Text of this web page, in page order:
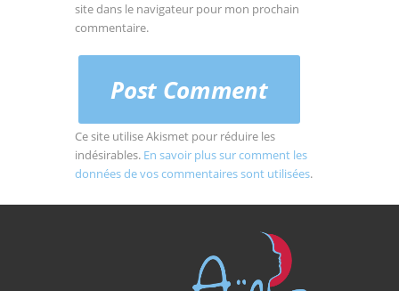
site dans le navigateur pour mon prochain
commentaire.
Ce site utilise Akismet pour réduire les
indésirables. En savoir plus sur comment les
données de vos commentaires sont utilisées.